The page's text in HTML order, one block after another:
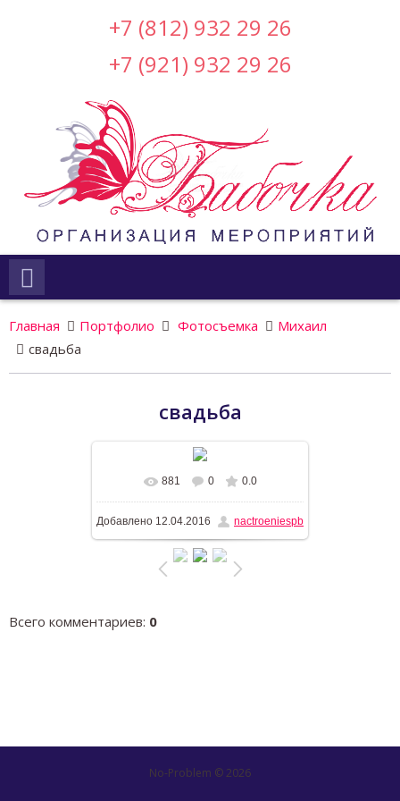
+7 (812) 932 29 26
+7 (921) 932 29 26
Главная Портфолио Фотосъемка
Михаил
свадьба
свадьба
В реальном размере 1600x1066
305.3Kb
881 0 0.0
Добавлено 12.04.2016 nactroeniespb
Всего комментариев: 0
No-Problem © 2026